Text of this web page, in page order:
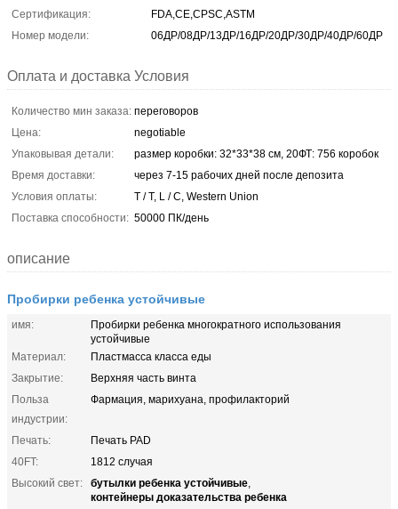
Сертификация:
FDA,CE,CPSC,ASTM
Номер модели:
06ДР/08ДР/13ДР/16ДР/20ДР/30ДР/40ДР/60ДР
Оплата и доставка Условия
Количество мин заказа: переговоров
Цена:
negotiable
Упаковывая детали:
размер коробки: 32*33*38 см, 20ФТ: 756 коробок
Время доставки:
через 7-15 рабочих дней после депозита
Условия оплаты:
T / T, L / C, Western Union
Поставка способности: 50000 ПК/день
описание
Пробирки ребенка устойчивые
имя:
Пробирки ребенка многократного использования
устойчивые
Материал:
Пластмасса класса еды
Закрытие:
Верхняя часть винта
Польза
индустрии:
Фармация, марихуана, профилакторий
Печать:
Печать PAD
40FT:
1812 случая
Высокий свет:
бутылки ребенка устойчивые,
контейнеры доказательства ребенка